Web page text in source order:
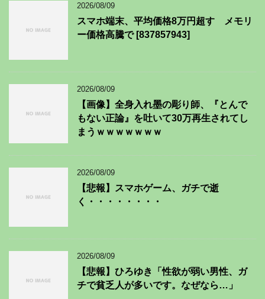
2026/08/09
スマホ端末、平均価格8万円超す メモリ
ー価格高騰で [837857943]
2026/08/09
【画像】全身入れ墨の彫り師、『とんで
もない正論』を吐いて30万再生されてし
まうｗｗｗｗｗｗｗ
2026/08/09
【悲報】スマホゲーム、ガチで逝
く・・・・・・・・
2026/08/09
【悲報】ひろゆき「性欲が弱い男性、ガ
チで貧乏人が多いです。なぜなら…」